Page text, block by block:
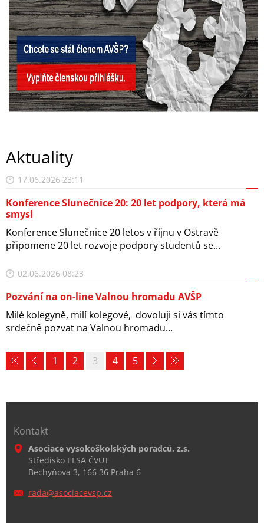
Aktuality
17.06.2026 23:11
Konference Slunečnice 20: 20 let podpory, která má
smysl
Konference Slunečnice 20 letos v říjnu v Ostravě
připomene 20 let rozvoje podpory studentů se...
02.06.2026 08:23
Pozvání na on-line Valnou hromadu AVŠP
Milé kolegyně, milí kolegové, dovoluji si vás tímto
srdečně pozvat na Valnou hromadu...
1 2 3 4 5
Kontakt
Asociace vysokoškolských poradců, z.s.
Středisko ELSA ČVUT
Bechyňova 3, 166 36 Praha 6
rada@asociacevsp.cz